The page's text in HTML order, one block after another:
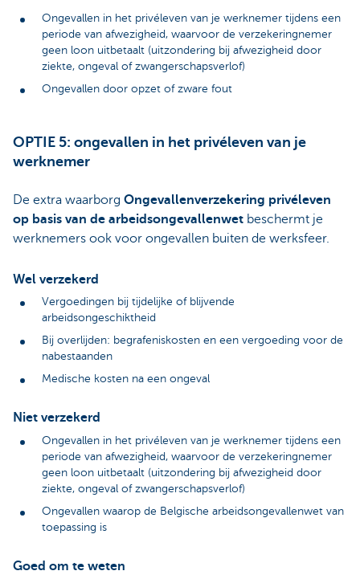
Ongevallen in het privéleven van je werknemer tijdens een
periode van afwezigheid, waarvoor de verzekeringnemer
geen loon uitbetaalt (uitzondering bij afwezigheid door
ziekte, ongeval of zwangerschapsverlof)
Ongevallen door opzet of zware fout
OPTIE 5: ongevallen in het privéleven van je
werknemer
De extra waarborg Ongevallenverzekering privéleven
op basis van de arbeidsongevallenwet beschermt je
werknemers ook voor ongevallen buiten de werksfeer.
Wel verzekerd
Vergoedingen bij tijdelijke of blijvende
arbeidsongeschiktheid
Bij overlijden: begrafeniskosten en een vergoeding voor de
nabestaanden
Medische kosten na een ongeval
Niet verzekerd
Ongevallen in het privéleven van je werknemer tijdens een
periode van afwezigheid, waarvoor de verzekeringnemer
geen loon uitbetaalt (uitzondering bij afwezigheid door
ziekte, ongeval of zwangerschapsverlof)
Ongevallen waarop de Belgische arbeidsongevallenwet van
toepassing is
Goed om te weten